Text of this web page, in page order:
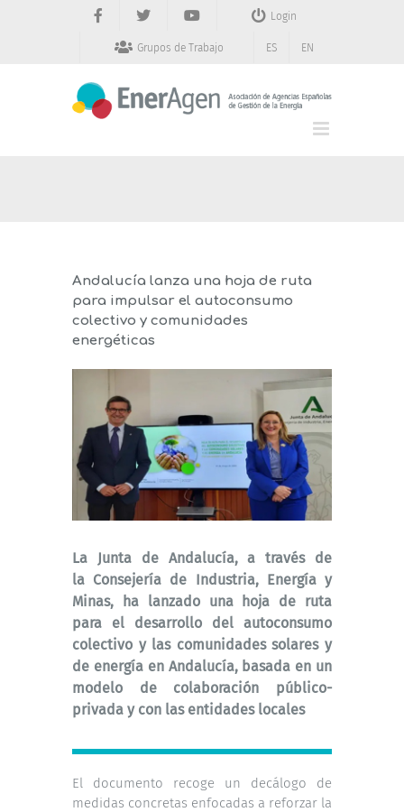
Login
Grupos de Trabajo ES EN
Andalucía lanza una hoja de ruta
para impulsar el autoconsumo
colectivo y comunidades
energéticas
La Junta de Andalucía, a través de
la Consejería de Industria, Energía y
Minas, ha lanzado una hoja de ruta
para el desarrollo del autoconsumo
colectivo y las comunidades solares y
de energía en Andalucía, basada en un
modelo de colaboración público-
privada y con las entidades locales
El documento recoge un decálogo de
medidas concretas enfocadas a reforzar la